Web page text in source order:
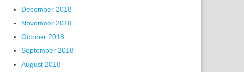
December 2018
November 2018
October 2018
September 2018
August 2018